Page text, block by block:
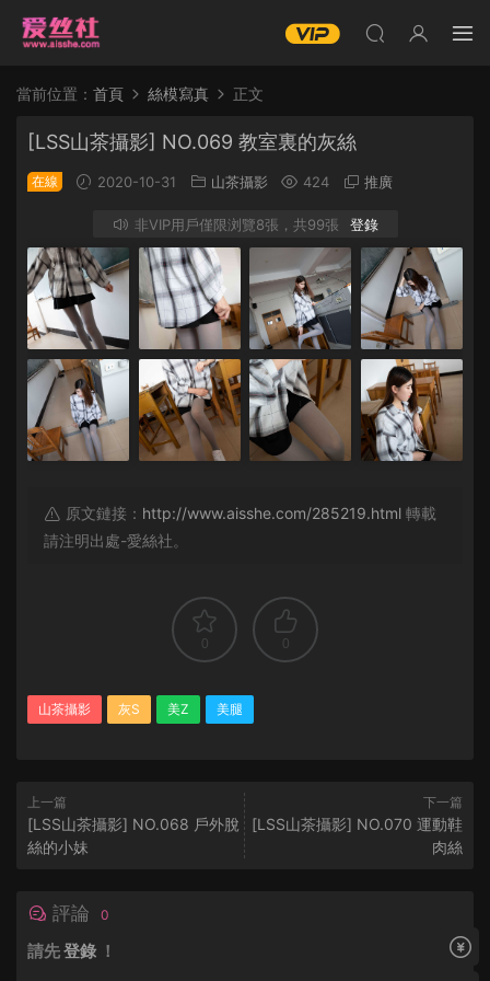
當前位置： 首頁 絲模寫真 正文
[LSS山茶攝影] NO.069 教室裏的灰絲
在線 2020-10-31 山茶攝影 424 推廣
非VIP用戶僅限浏覽8張，共99張 登錄
原文鏈接： http://www.aisshe.com/285219.html 轉載
請注明出處-愛絲社。
0 0
山茶攝影 灰S 美Z 美腿
上一篇
[LSS山茶攝影] NO.068 戶外脫
絲的小妹
下一篇
[LSS山茶攝影] NO.070 運動鞋
肉絲
評論 0
請先登錄 ！